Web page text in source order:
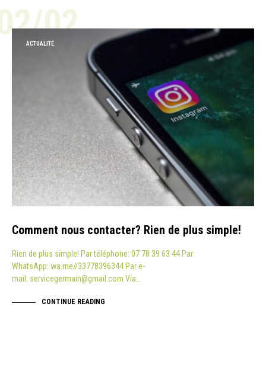
02
ACTUALITÉ
Comment nous contacter? Rien de plus simple!
Rien de plus simple! Par téléphone: 07 78 39 63 44 Par
WhatsApp: wa.me//33778396344 Par e-
mail: servicegermain@gmail.com Via…
CONTINUE READING